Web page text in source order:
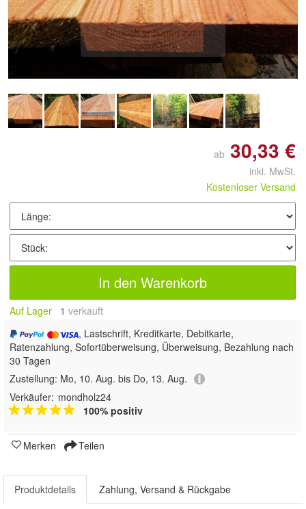
Doppelt antippen zum
vergrößern
ab 30,33 €
inkl. MwSt.
Kostenloser Versand
In den Warenkorb
Auf Lager 1 verkauft
, Lastschrift, Kreditkarte, Debitkarte,
Ratenzahlung, Sofortüberweisung, Überweisung, Bezahlung nach
30 Tagen
Zustellung: Mo, 10. Aug. bis Do, 13. Aug.
Verkäufer: mondholz24
100% positiv
Merken Teilen
Produktdetails Zahlung, Versand & Rückgabe